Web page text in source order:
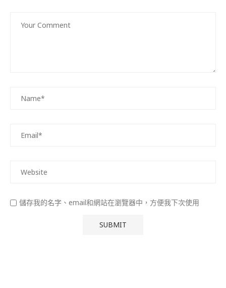
儲存我的名字、email和網站在瀏覽器中，方便我下次使用